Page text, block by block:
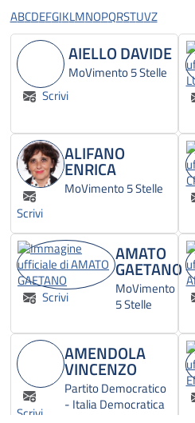
ABCDEFGIKLMNOPQRSTUVZ
Scrivi
AIELLO DAVIDE
MoVimento 5 Stelle
Scrivi
ALIFANO
ENRICA
MoVimento 5 Stelle
Scrivi
AMATO
GAETANO
MoVimento
5 Stelle
Scrivi
AMENDOLA
VINCENZO
Partito Democratico
- Italia Democratica